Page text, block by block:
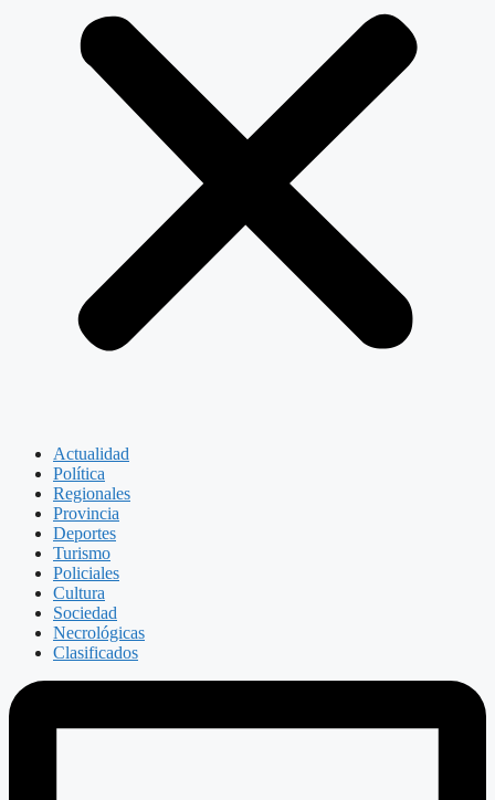
Actualidad
Política
Regionales
Provincia
Deportes
Turismo
Policiales
Cultura
Sociedad
Necrológicas
Clasificados